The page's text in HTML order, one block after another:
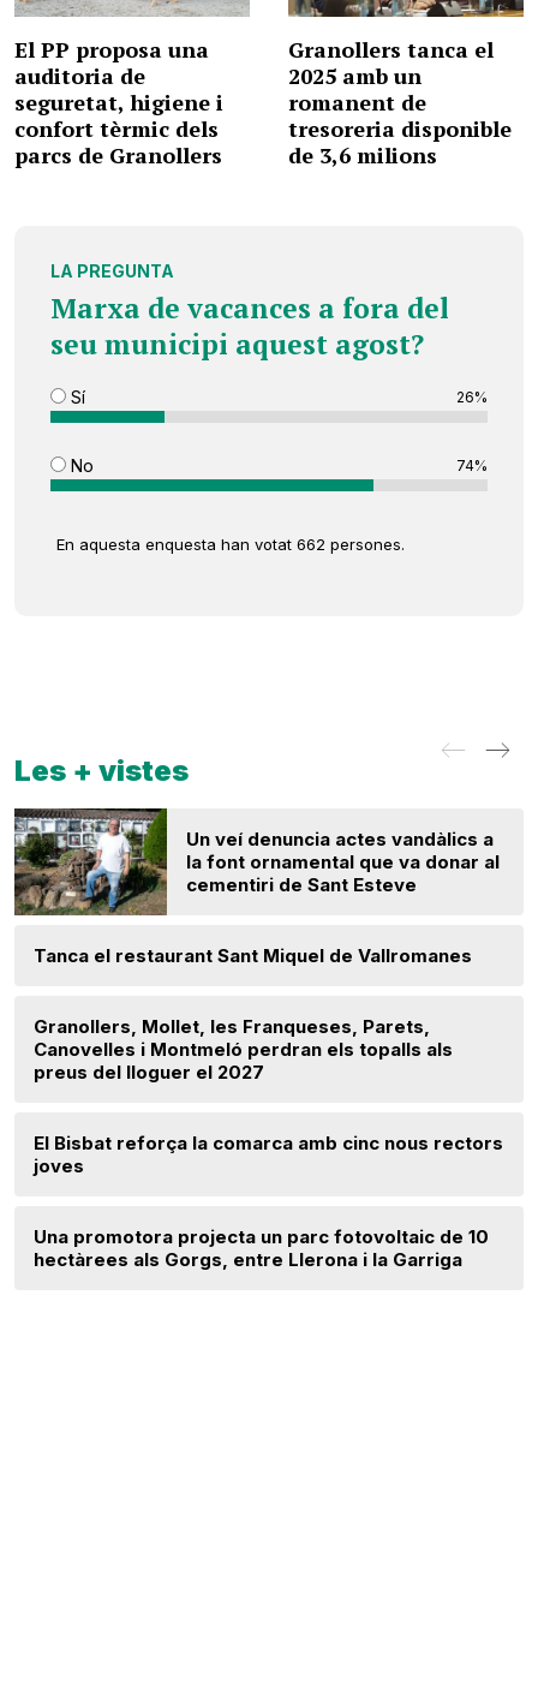
El PP proposa una
auditoria de
seguretat, higiene i
confort tèrmic dels
parcs de Granollers
Granollers tanca el
2025 amb un
romanent de
tresoreria disponible
de 3,6 milions
LA PREGUNTA
Marxa de vacances a fora del
seu municipi aquest agost?
Sí 26%
No 74%
En aquesta enquesta han votat 662 persones.
Les + vistes
Un veí denuncia actes vandàlics a
la font ornamental que va donar al
cementiri de Sant Esteve
Tanca el restaurant Sant Miquel de Vallromanes
Granollers, Mollet, les Franqueses, Parets,
Canovelles i Montmeló perdran els topalls als
preus del lloguer el 2027
El Bisbat reforça la comarca amb cinc nous rectors
joves
Una promotora projecta un parc fotovoltaic de 10
hectàrees als Gorgs, entre Llerona i la Garriga